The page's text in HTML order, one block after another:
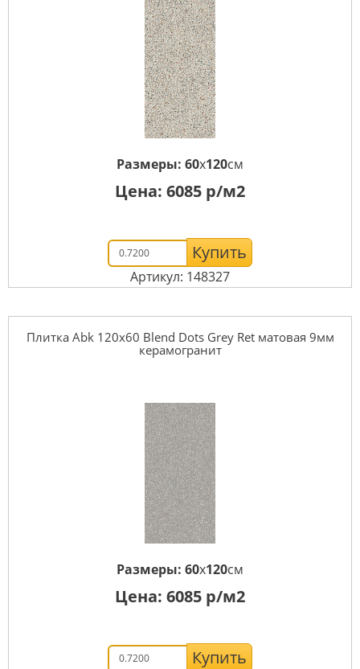
Размеры: 60x120см
Цена: 6085 р/м2
Купить
Артикул: 148327
Плитка Abk 120x60 Blend Dots Grey Ret матовая 9мм
керамогранит
Размеры: 60x120см
Цена: 6085 р/м2
Купить